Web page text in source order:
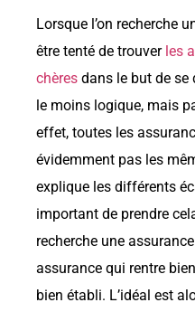
Lorsque l’on recherche
être tenté de trouver les
chères dans le but de se
le moins logique, mais
effet, toutes les
évidemment pas les
explique les différents
important de prendre
recherche une
assurance qui rentre
bien établi. L’idéal est